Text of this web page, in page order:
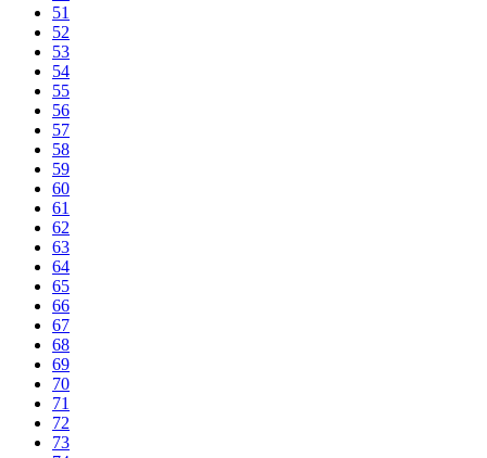
51
52
53
54
55
56
57
58
59
60
61
62
63
64
65
66
67
68
69
70
71
72
73